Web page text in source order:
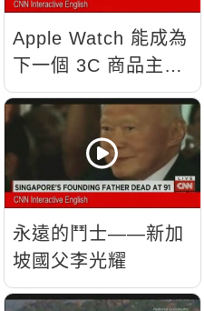
Apple Watch 能成為
下一個 3C 商品主
流？
永遠的鬥士——新加
坡國父李光耀